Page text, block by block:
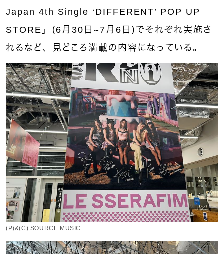
Japan 4th Single ‘DIFFERENT’ POP UP
STORE」（6月30日～7月6日）でそれぞれ実施さ
れるなど、見どころ満載の内容になっている。
(P)&(C) SOURCE MUSIC